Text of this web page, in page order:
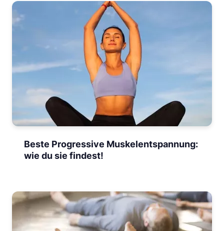
Beste Progressive Muskelentspannung:
wie du sie findest!